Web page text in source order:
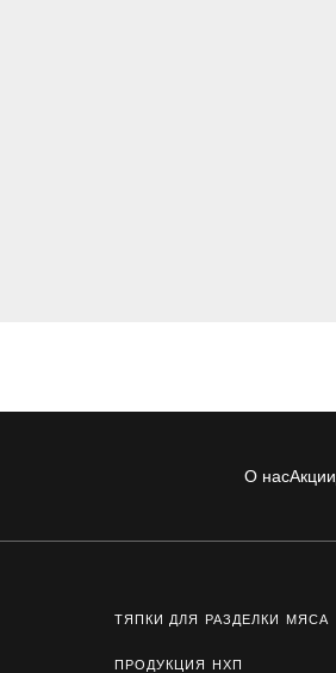
О насАкции
ТЯПКИ ДЛЯ РАЗДЕЛКИ МЯСА
ПРОДУКЦИЯ НХП